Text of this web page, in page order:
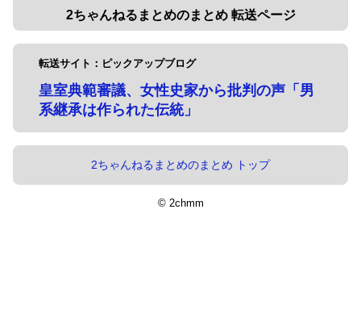
2ちゃんねるまとめのまとめ 転送ページ
転送サイト：ピックアップブログ
皇室典範審議、女性史家から批判の声「男
系継承は作られた伝統」
2ちゃんねるまとめのまとめ トップ
© 2chmm